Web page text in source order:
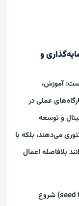
و
آموزش،
عملی در
و توسعه
می‌دهند، بلکه با
بلافاصله اعمال
سرمایه‌گذاری معمولاً با مبلغ اولیه (seed funding) شروع